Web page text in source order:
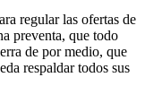
regular las ofertas de
preventa, que todo
de por medio, que
respaldar todos sus